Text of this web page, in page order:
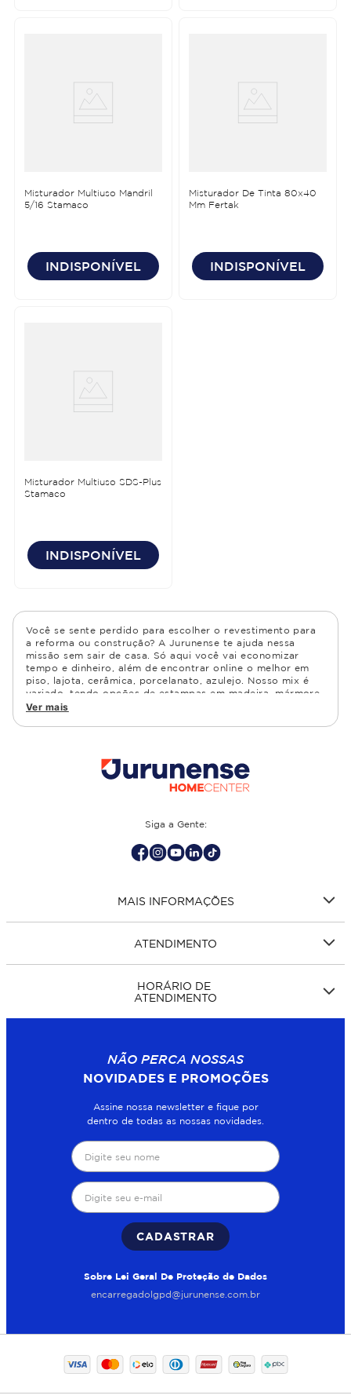
Misturador Multiuso Mandril
5/16 Stamaco
INDISPONÍVEL
Misturador De Tinta 80x40
Mm Fertak
INDISPONÍVEL
Misturador Multiuso SDS-Plus
Stamaco
INDISPONÍVEL
Você se sente perdido para escolher o revestimento para
a reforma ou construção? A Jurunense te ajuda nessa
missão sem sair de casa. Só aqui você vai economizar
tempo e dinheiro, além de encontrar online o melhor em
piso, lajota, cerâmica, porcelanato, azulejo. Nosso mix é
variado, tendo opções de estampas em madeira, mármore,
granito, cimento, geométrico, e muito mais Confira as
cozinha, quarto, sala de estar.
Ver mais
Siga a Gente:
MAIS INFORMAÇÕES
ATENDIMENTO
HORÁRIO DE
ATENDIMENTO
NÃO PERCA NOSSAS
NOVIDADES E PROMOÇÕES
Assine nossa newsletter e fique por
dentro de todas as nossas novidades.
CADASTRAR
Sobre Lei Geral De Proteção de Dados
encarregadolgpd@jurunense.com.br